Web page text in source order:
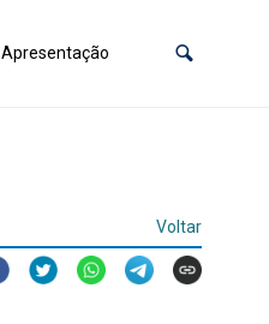
Apresentação
Voltar